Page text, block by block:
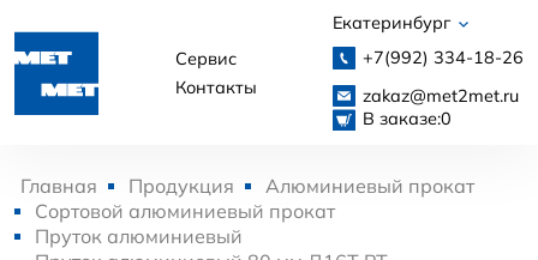
Сервис
Контакты
Екатеринбург
+7(992) 334-18-26
zakaz@met2met.ru
В заказе:0
Главная Продукция
Алюминиевый прокат
Сортовой алюминиевый прокат
Пруток алюминиевый